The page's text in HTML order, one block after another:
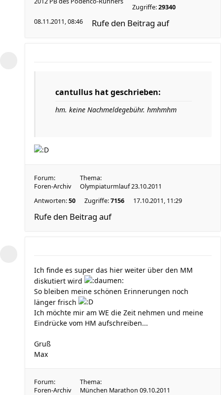
Zugriffe:29340
08.11.2011, 08:46
Rufe den Beitrag auf
cantullus hat geschrieben:
hm. keine Nachmeldegebühr. hmhmhm
Forum:
Foren-Archiv
Thema:
Olympiaturmlauf 23.10.2011
Antworten:50 Zugriffe:7156 17.10.2011, 11:29
Rufe den Beitrag auf
Ich finde es super das hier weiter über den MM
diskutiert wird
So bleiben meine schönen Erinnerungen noch
länger frisch
Ich möchte mir am WE die Zeit nehmen und meine
Eindrücke vom HM aufschreiben...
Gruß
Max
Forum:
Foren-Archiv
Thema:
München Marathon 09.10.2011